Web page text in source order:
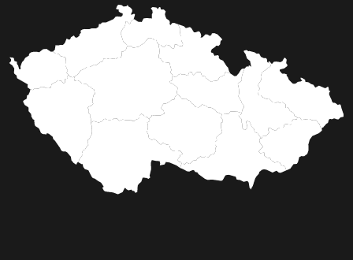
hvězd sešlo
Zápas mezi dvěma českými hvězdami bojových
umění byl zrušen, zejména kvůli finančním
nárokům obou zápasníků, kteří požadovali milion
korun za svůj výkon.
Celý článek